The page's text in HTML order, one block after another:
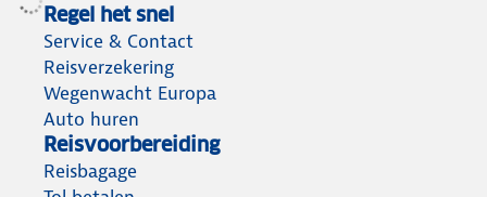
Regel het snel
Service & Contact
Reisverzekering
Wegenwacht Europa
Auto huren
Reisvoorbereiding
Reisbagage